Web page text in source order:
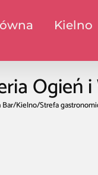
Kielno
Ogień
Bar/Kielno/Strefa